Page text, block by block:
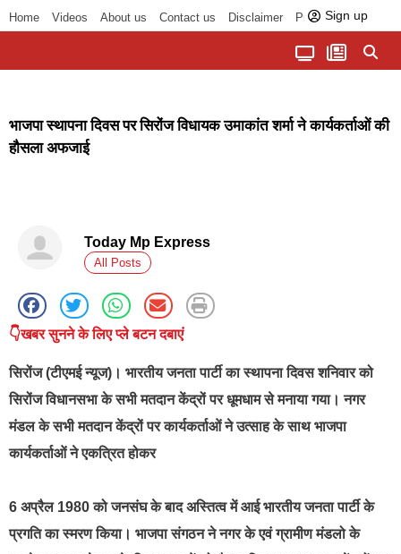
Home Videos About us Contact us Disclaimer Privacy Policy
Sign up
भाजपा स्थापना दिवस पर सिरोंज विधायक उमाकांत शर्मा ने कार्यकर्ताओं की
हौसला अफजाई
Today Mp Express
All Posts
👇खबर सुनने के लिए प्ले बटन दबाएं
सिरोंज (टीएमई न्यूज)। भारतीय जनता पार्टी का स्थापना दिवस शनिवार को
सिरोंज विधानसभा के सभी मतदान केंद्रों पर धूमधाम से मनाया गया। नगर
मंडल के सभी मतदान केंद्रों पर कार्यकर्ताओं ने उत्साह के साथ भाजपा
कार्यकर्ताओं ने एकत्रित होकर
6 अप्रैल 1980 को जनसंघ के बाद अस्तित्व में आई भारतीय जनता पार्टी के
प्रगति का स्मरण किया। भाजपा संगठन ने नगर के एवं ग्रामीण मंडलो के